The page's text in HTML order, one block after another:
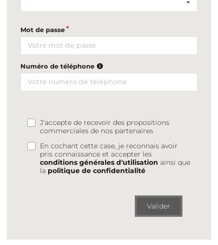
Mot de passe
Numéro de téléphone
J'accepte de recevoir des propositions
commerciales de nos partenaires
En cochant cette case, je reconnais avoir
pris connaissance et accepter les
conditions générales d'utilisation ainsi que
la politique de confidentialité
Valider